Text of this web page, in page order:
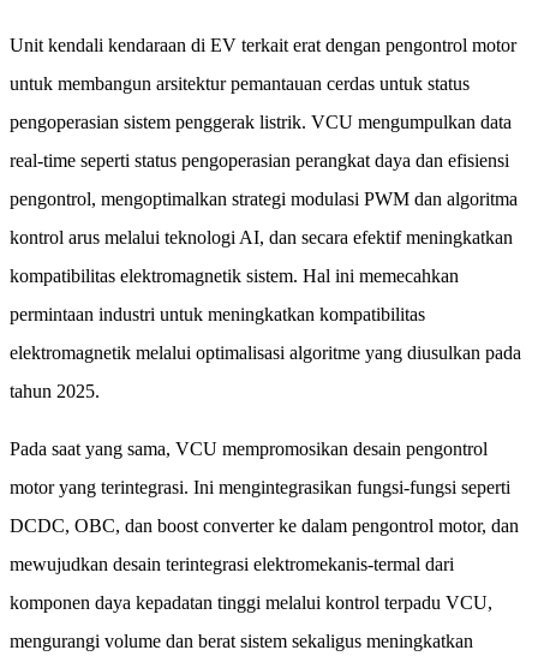
Unit kendali kendaraan di EV terkait erat dengan pengontrol motor
untuk membangun arsitektur pemantauan cerdas untuk status
pengoperasian sistem penggerak listrik. VCU mengumpulkan data
real-time seperti status pengoperasian perangkat daya dan efisiensi
pengontrol, mengoptimalkan strategi modulasi PWM dan algoritma
kontrol arus melalui teknologi AI, dan secara efektif meningkatkan
kompatibilitas elektromagnetik sistem. Hal ini memecahkan
permintaan industri untuk meningkatkan kompatibilitas
elektromagnetik melalui optimalisasi algoritme yang diusulkan pada
tahun 2025.
Pada saat yang sama, VCU mempromosikan desain pengontrol
motor yang terintegrasi. Ini mengintegrasikan fungsi-fungsi seperti
DCDC, OBC, dan boost converter ke dalam pengontrol motor, dan
mewujudkan desain terintegrasi elektromekanis-termal dari
komponen daya kepadatan tinggi melalui kontrol terpadu VCU,
mengurangi volume dan berat sistem sekaligus meningkatkan